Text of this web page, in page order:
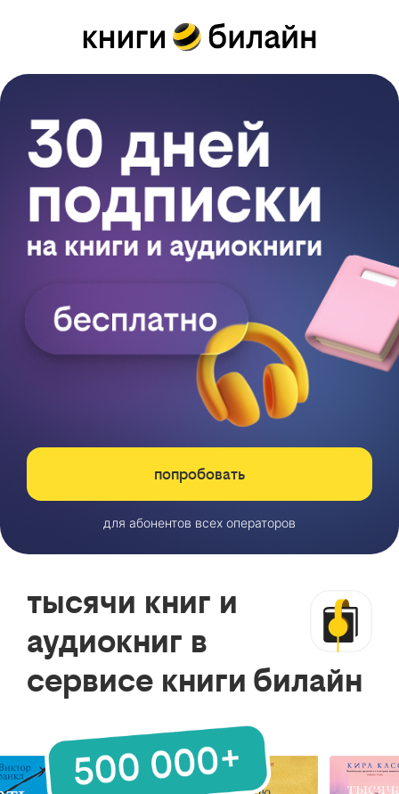
попробовать
для абонентов всех операторов
тысячи книг и
аудиокниг в
сервисе книги билайн